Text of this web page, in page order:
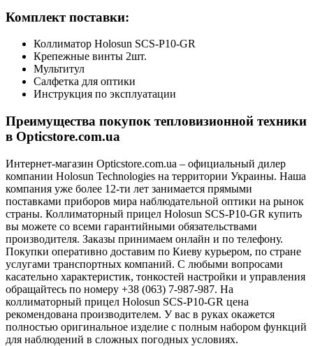
Комплект поставки:
Коллиматор Holosun SCS-P10-GR
Крепежные винты 2шт.
Мультитул
Салфетка для оптики
Инструкция по эксплуатации
Преимущества покупок тепловизионной техники
в Opticstore.com.ua
Интернет-магазин Opticstore.com.ua – официальный дилер
компании Holosun Technologies на территории Украины. Наша
компания уже более 12-ти лет занимается прямыми
поставками приборов мира наблюдательной оптики на рынок
страны. Коллиматорный прицел Holosun SCS-P10-GR купить
вы можете со всеми гарантийными обязательствами
производителя. Заказы принимаем онлайн и по телефону.
Покупки оперативно доставим по Киеву курьером, по стране
услугами транспортных компаний. С любыми вопросами
касательно характеристик, тонкостей настройки и управления
обращайтесь по номеру +38 (063) 7-987-987. На
коллиматорный прицел Holosun SCS-P10-GR цена
рекомендована производителем. У вас в руках окажется
полностью оригинальное изделие с полным набором функций
для наблюдений в сложных погодных условиях.